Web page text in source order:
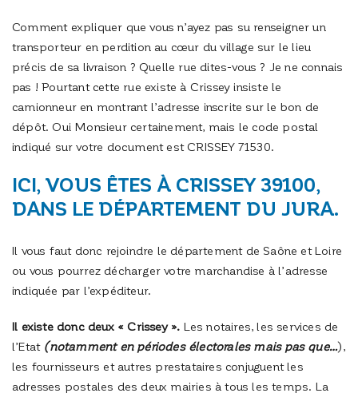
Comment expliquer que vous n’ayez pas su renseigner un
transporteur en perdition au cœur du village sur le lieu
précis de sa livraison ? Quelle rue dites-vous ? Je ne connais
pas ! Pourtant cette rue existe à Crissey insiste le
camionneur en montrant l’adresse inscrite sur le bon de
dépôt. Oui Monsieur certainement, mais le code postal
indiqué sur votre document est CRISSEY 71530.
ICI, VOUS ÊTES À CRISSEY 39100,
DANS LE DÉPARTEMENT DU JURA.
Il vous faut donc rejoindre le département de Saône et Loire
ou vous pourrez décharger votre marchandise à l’adresse
indiquée par l’expéditeur.
Il existe donc deux « Crissey ». Les notaires, les services de
l’Etat (notamment en périodes électorales mais pas que…),
les fournisseurs et autres prestataires conjuguent les
adresses postales des deux mairies à tous les temps. La